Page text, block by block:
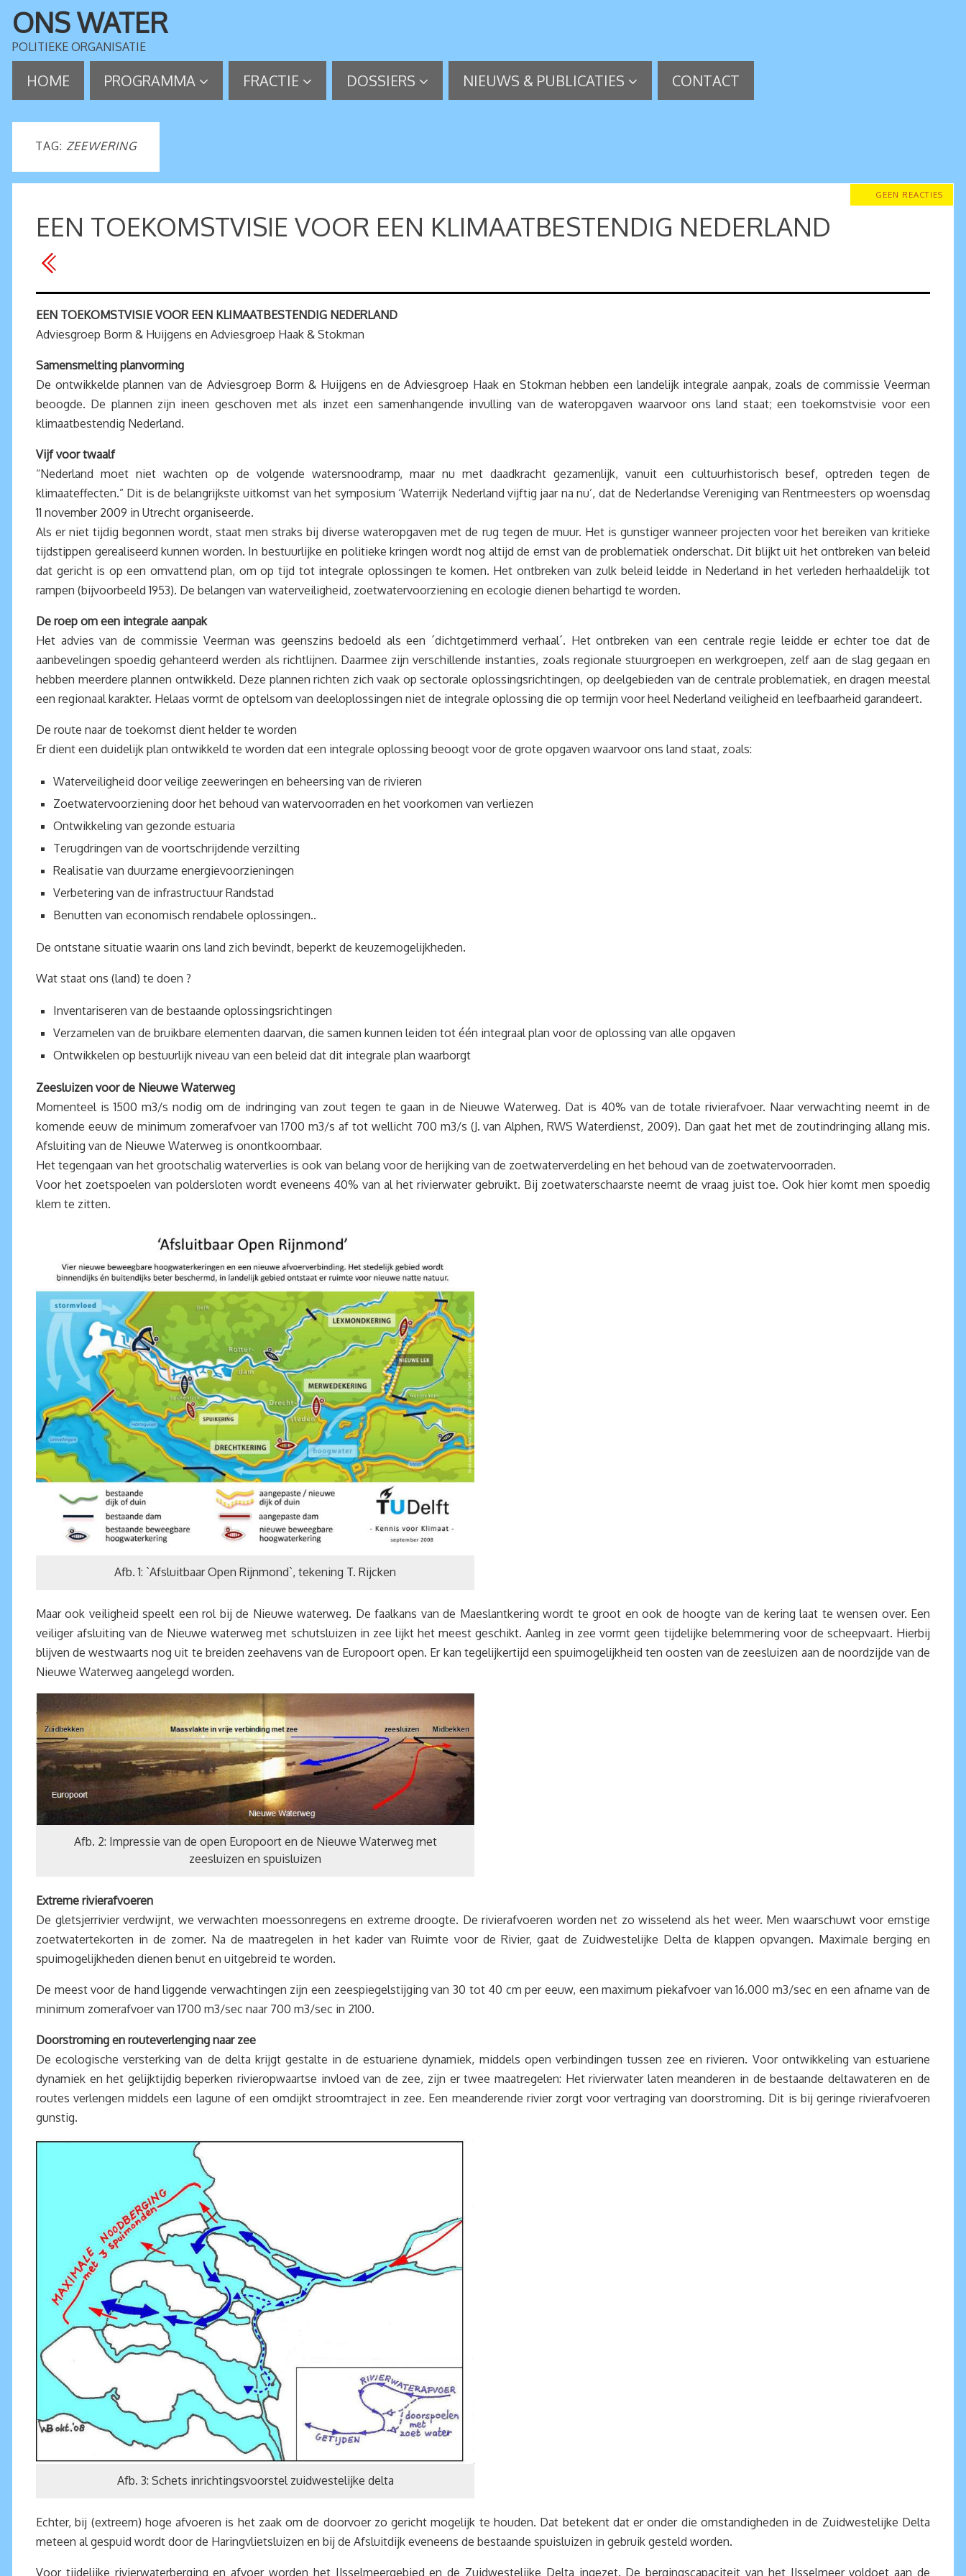
ONS WATER
POLITIEKE ORGANISATIE
HOME PROGRAMMA FRACTIE DOSSIERS NIEUWS & PUBLICATIES CONTACT
TAG: ZEEWERING
GEEN REACTIES
EEN TOEKOMSTVISIE VOOR EEN KLIMAATBESTENDIG NEDERLAND
EEN TOEKOMSTVISIE VOOR EEN KLIMAATBESTENDIG NEDERLAND
Adviesgroep Borm & Huijgens en Adviesgroep Haak & Stokman
Samensmelting planvorming
De ontwikkelde plannen van de Adviesgroep Borm & Huijgens en de Adviesgroep Haak en Stokman hebben een landelijk integrale aanpak, zoals de commissie Veerman
beoogde. De plannen zijn ineen geschoven met als inzet een samenhangende invulling van de wateropgaven waarvoor ons land staat; een toekomstvisie voor een
klimaatbestendig Nederland.
Vijf voor twaalf
“Nederland moet niet wachten op de volgende watersnoodramp, maar nu met daadkracht gezamenlijk, vanuit een cultuurhistorisch besef, optreden tegen de
klimaateffecten.” Dit is de belangrijkste uitkomst van het symposium ‘Waterrijk Nederland vijftig jaar na nu’, dat de Nederlandse Vereniging van Rentmeesters op woensdag
11 november 2009 in Utrecht organiseerde.
Als er niet tijdig begonnen wordt, staat men straks bij diverse wateropgaven met de rug tegen de muur. Het is gunstiger wanneer projecten voor het bereiken van kritieke
tijdstippen gerealiseerd kunnen worden. In bestuurlijke en politieke kringen wordt nog altijd de ernst van de problematiek onderschat. Dit blijkt uit het ontbreken van beleid
dat gericht is op een omvattend plan, om op tijd tot integrale oplossingen te komen. Het ontbreken van zulk beleid leidde in Nederland in het verleden herhaaldelijk tot
rampen (bijvoorbeeld 1953). De belangen van waterveiligheid, zoetwatervoorziening en ecologie dienen behartigd te worden.
De roep om een integrale aanpak
Het advies van de commissie Veerman was geenszins bedoeld als een ´dichtgetimmerd verhaal´. Het ontbreken van een centrale regie leidde er echter toe dat de
aanbevelingen spoedig gehanteerd werden als richtlijnen. Daarmee zijn verschillende instanties, zoals regionale stuurgroepen en werkgroepen, zelf aan de slag gegaan en
hebben meerdere plannen ontwikkeld. Deze plannen richten zich vaak op sectorale oplossingsrichtingen, op deelgebieden van de centrale problematiek, en dragen meestal
een regionaal karakter. Helaas vormt de optelsom van deeloplossingen niet de integrale oplossing die op termijn voor heel Nederland veiligheid en leefbaarheid garandeert.
De route naar de toekomst dient helder te worden
Er dient een duidelijk plan ontwikkeld te worden dat een integrale oplossing beoogt voor de grote opgaven waarvoor ons land staat, zoals:
Waterveiligheid door veilige zeeweringen en beheersing van de rivieren
Zoetwatervoorziening door het behoud van watervoorraden en het voorkomen van verliezen
Ontwikkeling van gezonde estuaria
Terugdringen van de voortschrijdende verzilting
Realisatie van duurzame energievoorzieningen
Verbetering van de infrastructuur Randstad
Benutten van economisch rendabele oplossingen..
De ontstane situatie waarin ons land zich bevindt, beperkt de keuzemogelijkheden.
Wat staat ons (land) te doen ?
Inventariseren van de bestaande oplossingsrichtingen
Verzamelen van de bruikbare elementen daarvan, die samen kunnen leiden tot één integraal plan voor de oplossing van alle opgaven
Ontwikkelen op bestuurlijk niveau van een beleid dat dit integrale plan waarborgt
Zeesluizen voor de Nieuwe Waterweg
Momenteel is 1500 m3/s nodig om de indringing van zout tegen te gaan in de Nieuwe Waterweg. Dat is 40% van de totale rivierafvoer. Naar verwachting neemt in de
komende eeuw de minimum zomerafvoer van 1700 m3/s af tot wellicht 700 m3/s (J. van Alphen, RWS Waterdienst, 2009). Dan gaat het met de zoutindringing allang mis.
Afsluiting van de Nieuwe Waterweg is onontkoombaar.
Het tegengaan van het grootschalig waterverlies is ook van belang voor de herijking van de zoetwaterverdeling en het behoud van de zoetwatervoorraden.
Voor het zoetspoelen van poldersloten wordt eveneens 40% van al het rivierwater gebruikt. Bij zoetwaterschaarste neemt de vraag juist toe. Ook hier komt men spoedig
klem te zitten.
Afb. 1: `Afsluitbaar Open Rijnmond`, tekening T. Rijcken
Maar ook veiligheid speelt een rol bij de Nieuwe waterweg. De faalkans van de Maeslantkering wordt te groot en ook de hoogte van de kering laat te wensen over. Een
veiliger afsluiting van de Nieuwe waterweg met schutsluizen in zee lijkt het meest geschikt. Aanleg in zee vormt geen tijdelijke belemmering voor de scheepvaart. Hierbij
blijven de westwaarts nog uit te breiden zeehavens van de Europoort open. Er kan tegelijkertijd een spuimogelijkheid ten oosten van de zeesluizen aan de noordzijde van de
Nieuwe Waterweg aangelegd worden.
Afb. 2: Impressie van de open Europoort en de Nieuwe Waterweg met
zeesluizen en spuisluizen
Extreme rivierafvoeren
De gletsjerrivier verdwijnt, we verwachten moessonregens en extreme droogte. De rivierafvoeren worden net zo wisselend als het weer. Men waarschuwt voor ernstige
zoetwatertekorten in de zomer. Na de maatregelen in het kader van Ruimte voor de Rivier, gaat de Zuidwestelijke Delta de klappen opvangen. Maximale berging en
spuimogelijkheden dienen benut en uitgebreid te worden.
De meest voor de hand liggende verwachtingen zijn een zeespiegelstijging van 30 tot 40 cm per eeuw, een maximum piekafvoer van 16.000 m3/sec en een afname van de
minimum zomerafvoer van 1700 m3/sec naar 700 m3/sec in 2100.
Doorstroming en routeverlenging naar zee
De ecologische versterking van de delta krijgt gestalte in de estuariene dynamiek, middels open verbindingen tussen zee en rivieren. Voor ontwikkeling van estuariene
dynamiek en het gelijktijdig beperken rivieropwaartse invloed van de zee, zijn er twee maatregelen: Het rivierwater laten meanderen in de bestaande deltawateren en de
routes verlengen middels een lagune of een omdijkt stroomtraject in zee. Een meanderende rivier zorgt voor vertraging van doorstroming. Dit is bij geringe rivierafvoeren
gunstig.
Afb. 3: Schets inrichtingsvoorstel zuidwestelijke delta
Echter, bij (extreem) hoge afvoeren is het zaak om de doorvoer zo gericht mogelijk te houden. Dat betekent dat er onder die omstandigheden in de Zuidwestelijke Delta
meteen al gespuid wordt door de Haringvlietsluizen en bij de Afsluitdijk eveneens de bestaande spuisluizen in gebruik gesteld worden.
Voor tijdelijke rivierwaterberging en afvoer worden het IJsselmeergebied en de Zuidwestelijke Delta ingezet. De bergingscapaciteit van het IJsselmeer voldoet aan de